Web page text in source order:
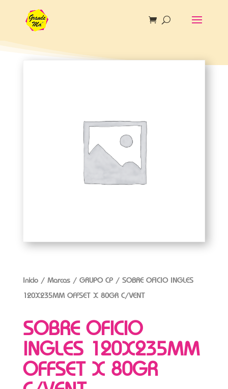
Inicio/ Marcas/ GRUPO CP/ SOBRE OFICIO INGLES
120X235MM OFFSET X 80GR C/VENT
SOBRE OFICIO
INGLES 120X235MM
OFFSET X 80GR